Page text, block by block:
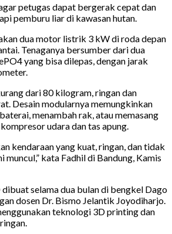
petugas dapat bergerak cepat dan
pemburu liar di kawasan hutan.
dua motor listrik 3 kW di roda depan
Tenaganya bersumber dari dua
yang bisa dilepas, dengan jarak
dari 80 kilogram, ringan dan
Desain modularnya memungkinkan
menambah rak, atau memasang
udara dan tas apung.
kendaraan yang kuat, ringan, dan tidak
muncul,” kata Fadhil di Bandung, Kamis
selama dua bulan di bengkel Dago
dosen Dr. Bismo Jelantik Joyodiharjo.
teknologi 3D printing dan